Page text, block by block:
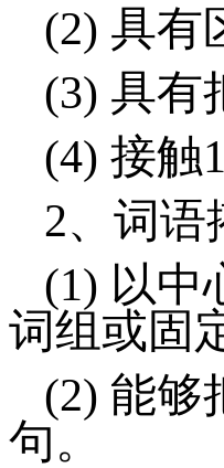
(2) 具有
(3) 具有
(4) 接触
2、 词语
(1) 以中
词组或固
(2) 能够
句。